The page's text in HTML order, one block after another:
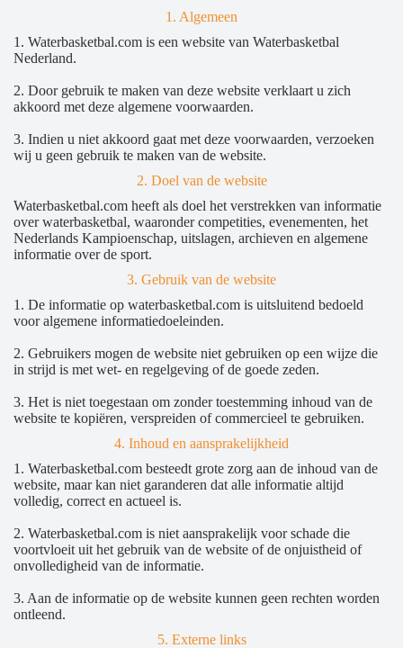
1. Algemeen
1. Waterbasketbal.com is een website van Waterbasketbal
Nederland.
2. Door gebruik te maken van deze website verklaart u zich
akkoord met deze algemene voorwaarden.
3. Indien u niet akkoord gaat met deze voorwaarden, verzoeken
wij u geen gebruik te maken van de website.
2. Doel van de website
Waterbasketbal.com heeft als doel het verstrekken van informatie
over waterbasketbal, waaronder competities, evenementen, het
Nederlands Kampioenschap, uitslagen, archieven en algemene
informatie over de sport.
3. Gebruik van de website
1. De informatie op waterbasketbal.com is uitsluitend bedoeld
voor algemene informatiedoeleinden.
2. Gebruikers mogen de website niet gebruiken op een wijze die
in strijd is met wet- en regelgeving of de goede zeden.
3. Het is niet toegestaan om zonder toestemming inhoud van de
website te kopiëren, verspreiden of commercieel te gebruiken.
4. Inhoud en aansprakelijkheid
1. Waterbasketbal.com besteedt grote zorg aan de inhoud van de
website, maar kan niet garanderen dat alle informatie altijd
volledig, correct en actueel is.
2. Waterbasketbal.com is niet aansprakelijk voor schade die
voortvloeit uit het gebruik van de website of de onjuistheid of
onvolledigheid van de informatie.
3. Aan de informatie op de website kunnen geen rechten worden
ontleend.
5. Externe links